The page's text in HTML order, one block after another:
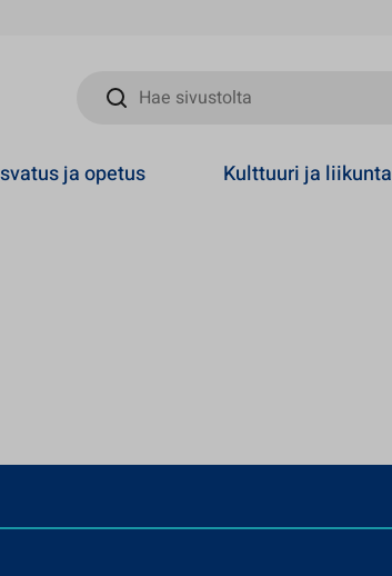
Hae sivustolta
ja opetus Kulttuuri ja liikunta